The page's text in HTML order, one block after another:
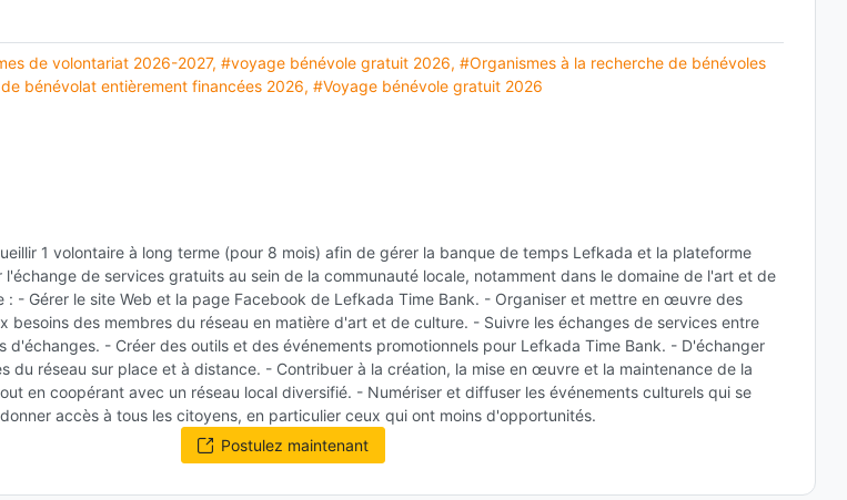
de volontariat 2026-2027, #voyage bénévole gratuit 2026, #Organismes à la recherche de bénévoles
bénévolat entièrement financées 2026, #Voyage bénévole gratuit 2026
1 volontaire à long terme (pour 8 mois) afin de gérer la banque de temps Lefkada et la plateforme
de services gratuits au sein de la communauté locale, notamment dans le domaine de l'art et de
: - Gérer le site Web et la page Facebook de Lefkada Time Bank. - Organiser et mettre en œuvre des
besoins des membres du réseau en matière d'art et de culture. - Suivre les échanges de services entre
d'échanges. - Créer des outils et des événements promotionnels pour Lefkada Time Bank. - D'échanger
du réseau sur place et à distance. - Contribuer à la création, la mise en œuvre et la maintenance de la
en coopérant avec un réseau local diversifié. - Numériser et diffuser les événements culturels qui se
accès à tous les citoyens, en particulier ceux qui ont moins d'opportunités.
Postulez maintenant